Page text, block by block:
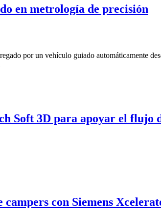
en metrología de precisión
Soft 3D para apoyar el flujo
con Siemens